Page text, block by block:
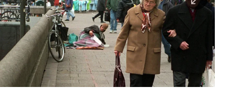
berlin
nord
wahrheit
verlag